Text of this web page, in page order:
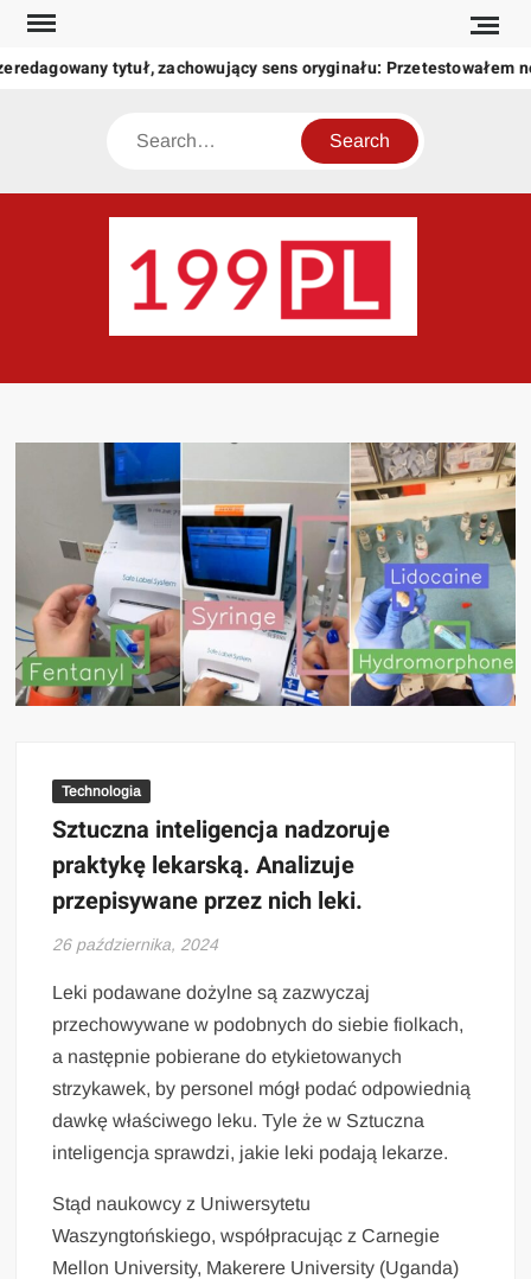
Skip
content
tytuł, zachowujący sens oryginału: Przetestowałem
Search
świat
Technologia
Sztuczna inteligencja nadzoruje
praktykę lekarską. Analizuje
przepisywane przez nich leki.
26 października, 2024
Leki podawane dożylne są zazwyczaj
przechowywane w podobnych do siebie fiolkach,
a następnie pobierane do etykietowanych
strzykawek, by personel mógł podać odpowiednią
dawkę właściwego leku. Tyle że w Sztuczna
inteligencja sprawdzi, jakie leki podają lekarze.
Stąd naukowcy z Uniwersytetu
Waszyngtońskiego, współpracując z Carnegie
Mellon University, Makerere University (Uganda)